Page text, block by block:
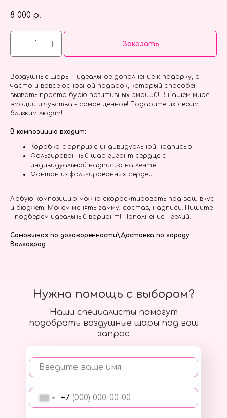
8 000 р.
Заказать
Воздушные шары - идеальное дополнение к подарку, а
часто и вовсе основной подарок, который способен
вызвать просто бурю позитивных эмоций! В нашем мире -
эмоции и чувства - самое ценное! Подарите их своим
близким людям!
В композицию входит:
Коробка-сюрприз с индивидуальной надписью
Фольгированный шар гигант сердце с
индивидуальной надписью на ленте
Фонтан из фольгированных сердец
Любую композицию можно скорректировать под ваш вкус
и бюджет! Можем менять гамму, состав, надписи. Пишите
- подберем идеальный вариант! Наполнение - гелий.
Самовывоз по договоренности\Доставка по городу
Волгоград
Наши специалисты помогут
подобрать воздушные шары под ваш
запрос
Введите ваше имя
+7
Нужна помощь с выбором?